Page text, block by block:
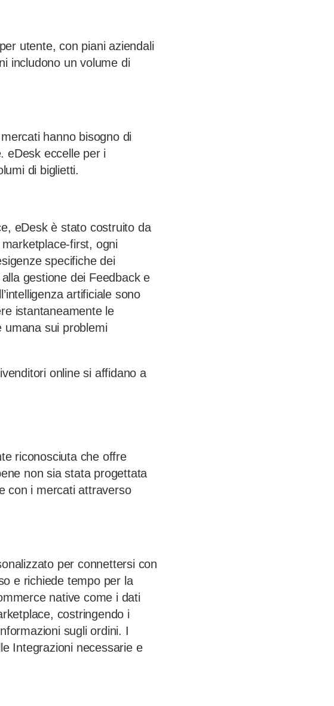
utente, con piani aziendali
includono un volume di
hanno bisogno di
eDesk eccelle per i
di biglietti.
eDesk è stato costruito da
first, ogni
specifiche dei
gestione dei Feedback e
artificiale sono
istantaneamente le
umana sui problemi
online si affidano a
riconosciuta che offre
non sia stata progettata
con i mercati attraverso
per connettersi con
e richiede tempo per la
native come i dati
costringendo i
sugli ordini. I
Integrazioni necessarie e